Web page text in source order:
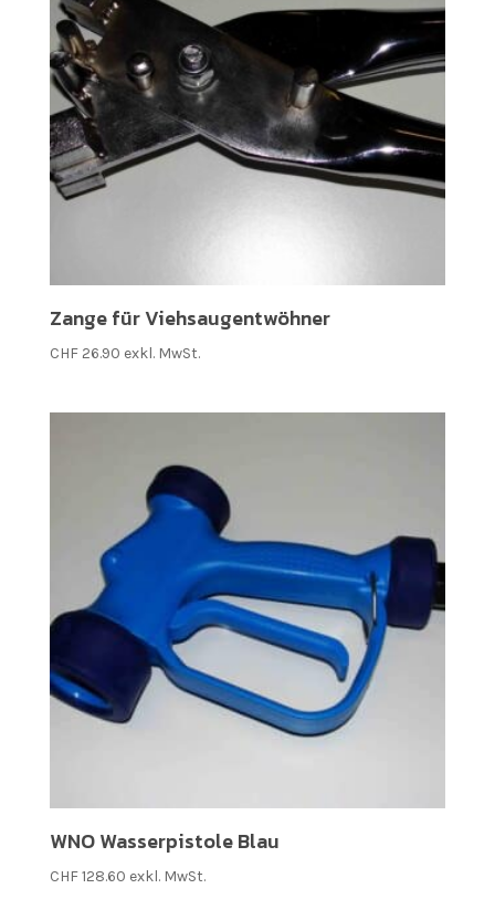
Zange für Viehsaugentwöhner
CHF26.90 exkl. MwSt.
WNO Wasserpistole Blau
CHF128.60 exkl. MwSt.